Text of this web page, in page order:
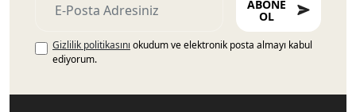
ABONE
OL
Gizlilik politikasını okudum ve elektronik posta almayı kabul
ediyorum.